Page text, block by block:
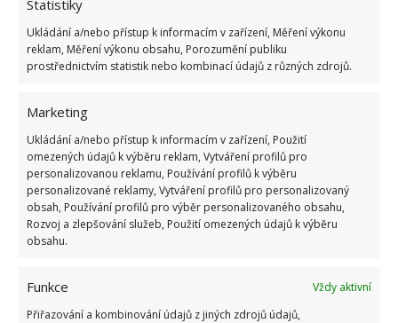
Statistiky
Ukládání a/nebo přístup k informacím v zařízení, Měření výkonu
reklam, Měření výkonu obsahu, Porozumění publiku
prostřednictvím statistik nebo kombinací údajů z různých zdrojů.
Marketing
Ukládání a/nebo přístup k informacím v zařízení, Použití
omezených údajů k výběru reklam, Vytváření profilů pro
personalizovanou reklamu, Používání profilů k výběru
personalizované reklamy, Vytváření profilů pro personalizovaný
obsah, Používání profilů pro výběr personalizovaného obsahu,
Rozvoj a zlepšování služeb, Použití omezených údajů k výběru
obsahu.
Funkce
Vždy aktivní
Přiřazování a kombinování údajů z jiných zdrojů údajů,
Kvíz na téma pionýrské tábory za socialismu:
Kdo je zažil, bez problému získá 12 ze 12 bodů
12.5.2026
komunismu: 10 retro otázek ukáže, kdo má
dobrý přehled
23.6.2026
Retro kvíz o oblíbených autech v dobách